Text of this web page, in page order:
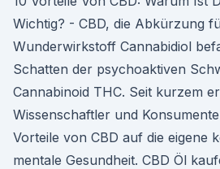
Wichtig? - CBD, die Abkürzung
Wunderwirkstoff Cannabidiol
Schatten der psychoaktiven
Cannabinoid THC. Seit kurzem
Wissenschaftler und
Vorteile von CBD auf die eigene
mentale Gesundheit. CBD Öl